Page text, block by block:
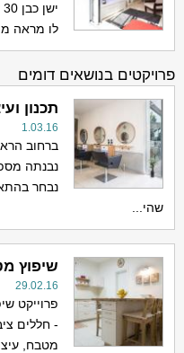
לו מראה
פרויקטים בנושאים דומים
תכנון
1.03.16
ברחוב
נבנתה
נבחר
שהי...
שיפוץ
29.02.16
פרוייקט
- חללים
מטבח,